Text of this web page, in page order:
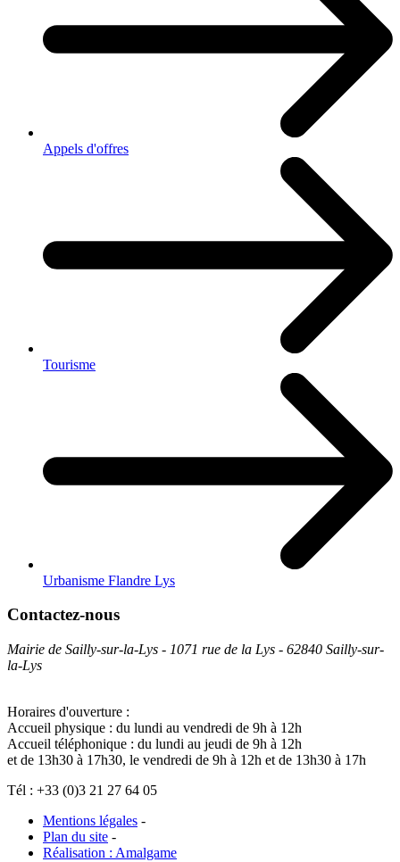
Appels d'offres
Tourisme
Urbanisme Flandre Lys
Contactez-nous
Mairie de Sailly-sur-la-Lys - 1071 rue de la Lys - 62840 Sailly-sur-
la-Lys
Horaires d'ouverture :
Accueil physique : du lundi au vendredi de 9h à 12h
Accueil téléphonique : du lundi au jeudi de 9h à 12h
et de 13h30 à 17h30, le vendredi de 9h à 12h et de 13h30 à 17h
Tél : +33 (0)3 21 27 64 05
Mentions légales -
Plan du site -
Réalisation : Amalgame